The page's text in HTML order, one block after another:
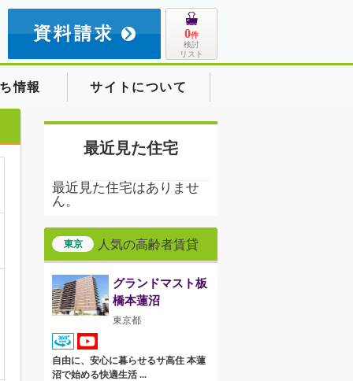
0件
検討
リスト
情報 サイトについて
最近見た住宅
最近見た住宅はありませ
ん。
東京 人気の高齢者賃貸
グランドマスト板
橋本蓮沼
東京都
自由に、安心に暮らせるサ高住 本蓮
沼で始める快適生活 ...